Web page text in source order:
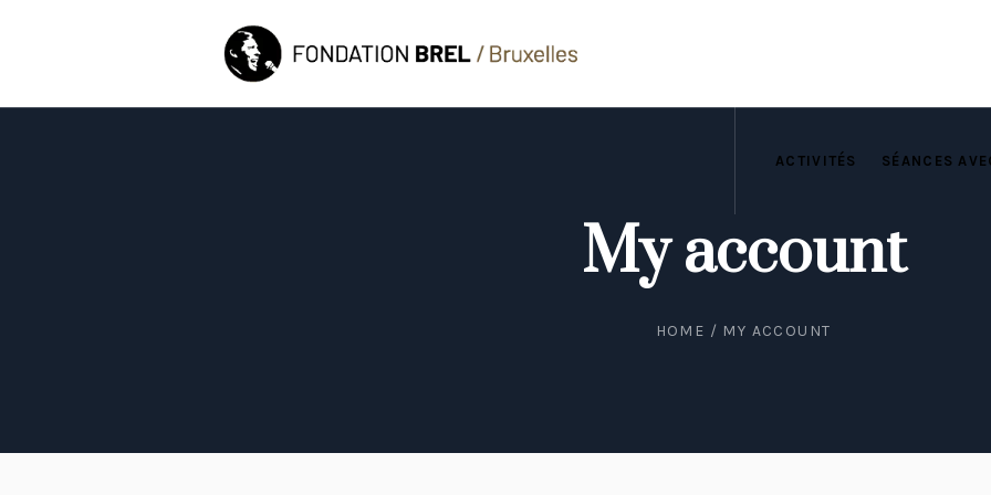
ACTIVITÉS SÉANCES
My account
HOME / MY ACCOUNT